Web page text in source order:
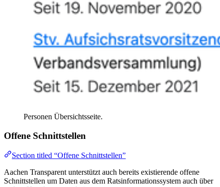
Personen Übersichtsseite.
Offene Schnittstellen
Section titled “Offene Schnittstellen”
Aachen Transparent unterstützt auch bereits existierende offene
Schnittstellen um Daten aus dem Ratsinformationssystem auch über